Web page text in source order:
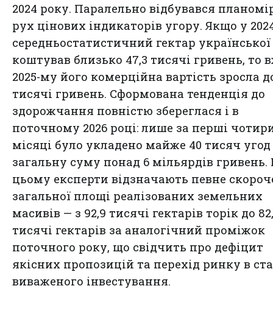
2024 року. Паралельно відбувався
рух цінових індикаторів угору. Якщо у
середньостатистичний гектар української
коштував близько 47,3 тисячі гривень, то
2025-му його комерційна вартість зросла
тисячі гривень. Сформована тенденція до
здорожчання повністю збереглася і в
поточному 2026 році: лише за перші
місяці було укладено майже 40 тисяч
загальну суму понад 6 мільярдів
цьому експерти відзначають певне
загальної площі реалізованих земельних
масивів — з 92,9 тисячі гектарів торік до
тисячі гектарів за аналогічний проміжок
поточного року, що свідчить про дефіцит
якісних пропозицій та перехід ринку в
виваженого інвестування.